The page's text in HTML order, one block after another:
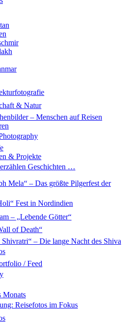
& Natur
– Menschen auf Reisen
& Projekte
Geschichten …
Mela“ – Das größte Pilgerfest der
Fest in Nordindien
– „Lebende Götter“
of Death“
– Die lange Nacht des Shiva
/ Feed
Monats
Reisefotos im Fokus